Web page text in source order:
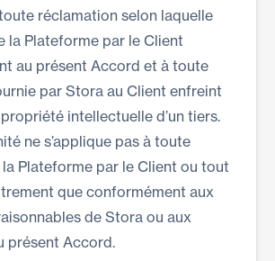
réclamation selon laquelle
la Plateforme par le Client
au présent Accord et à toute
par Stora au Client enfreint
intellectuelle d’un tiers.
ne s’applique pas à toute
Plateforme par le Client ou tout
que conformément aux
de Stora ou aux
présent Accord.